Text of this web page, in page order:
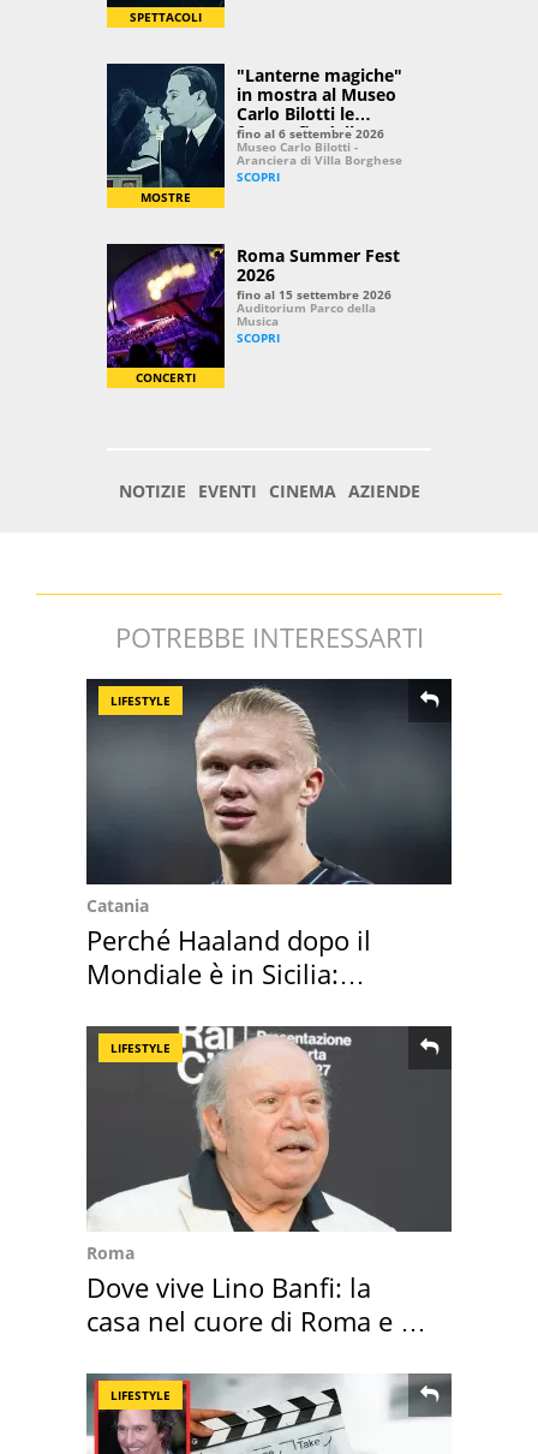
POTREBBE INTERESSARTI
LIFESTYLE
Catania
Perché Haaland dopo il
Mondiale è in Sicilia:
LIFESTYLE
Roma
Dove vive Lino Banfi: la
casa nel cuore di Roma e i
LIFESTYLE